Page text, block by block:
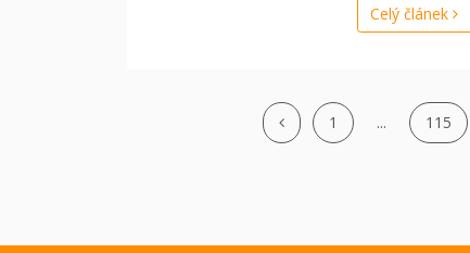
Celý článek
1 ... 115